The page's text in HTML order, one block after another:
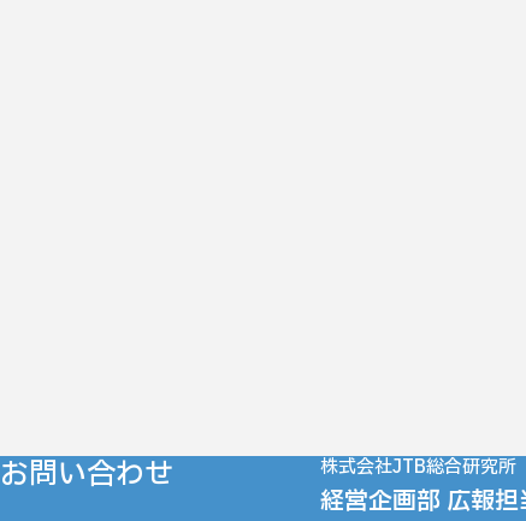
お問い合わせ 株式会社JTB総合研究所
経営企画部 広報担